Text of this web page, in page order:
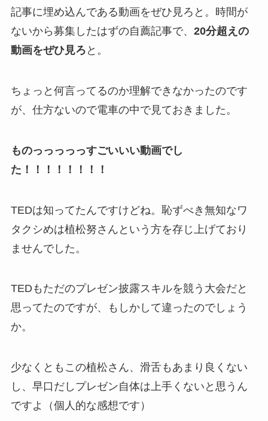
記事に埋め込んである動画をぜひ見ろと。時間が
ないから募集したはずの自薦記事で、 20分超えの
動画をぜひ見ろ と。
ちょっと何言ってるのか理解できなかったのです
が、仕方ないので電車の中で見ておきました。
ものっっっっっすごいいい動画でし
た！！！！！！！！
TEDは知ってたんですけどね。恥ずべき無知なワ
タクシめは植松努さんという方を存じ上げており
ませんでした。
TEDもただのプレゼン披露スキルを競う大会だと
思ってたのですが、もしかして違ったのでしょう
か。
少なくともこの植松さん、滑舌もあまり良くない
し、早口だしプレゼン自体は上手くないと思うん
ですよ（個人的な感想です）